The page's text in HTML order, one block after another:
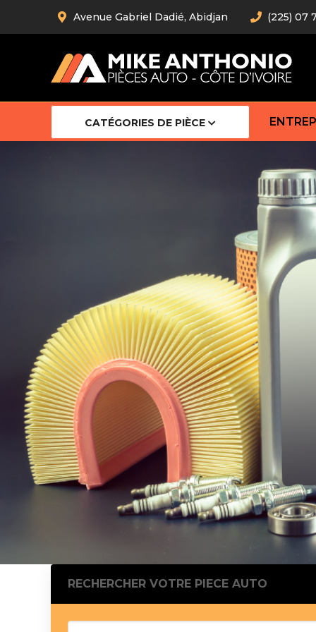
Avenue Gabriel Dadié, Abidjan (225) 07
CATÉGORIES DE PIÈCE
Barre
Barre
Robot
Bras
Cardan
Pistons
Feu
Bague
Bague
Calle
Chaine
RECHERCHER VOTRE PIECE AUTO